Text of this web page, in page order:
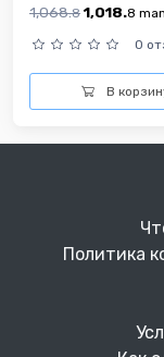
1,068.8 1,018.8 man
0
В
Политика